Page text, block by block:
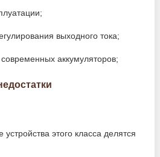
выходного тока;
аккумуляторов;
этого класса делятся